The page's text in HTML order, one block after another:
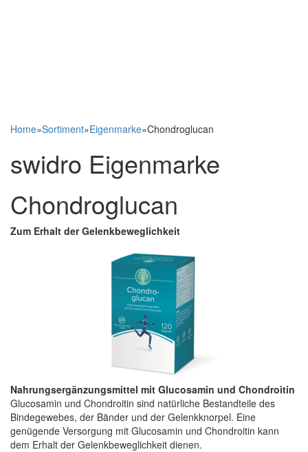
Home»Sortiment»Eigenmarke»Chondroglucan
swidro Eigenmarke
Chondroglucan
Zum Erhalt der Gelenkbeweglichkeit
Nahrungsergänzungsmittel mit Glucosamin und Chondroitin
Glucosamin und Chondroitin sind natürliche Bestandteile des
Bindegewebes, der Bänder und der Gelenkknorpel. Eine
genügende Versorgung mit Glucosamin und Chondroitin kann
dem Erhalt der Gelenkbeweglichkeit dienen.